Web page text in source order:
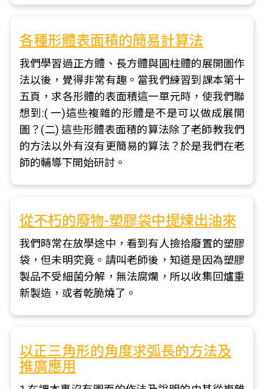
各種形體表面積的簡易計算法
我們學習過正方體、長方體與圓柱體的展開圖作
法以後，覺得非常有趣。當我們練習到課本第十
五頁，求各形體的表面積這一單元時，使我們聯
想到:( 一)這些複雜的形體是不是可以做成展開
圖？(二) 這些形體表面積的算法除了老師教我們
的方法以外有沒有更簡易的算法？於是我們在老
師的輔導下開始研討。
從不朽的廢物-塑膠袋中提煉出油來
我們時常在放學途中，看到有人撿拾廢置的塑膠
袋，但未明究竟。請叫老師後，知道是因為塑膠
製品不受細菌分解，無法腐爛，所以收集回爐重
新製造，或者乾脆燒了。
以正三角形的角度求弧長的方法及
推廣應用